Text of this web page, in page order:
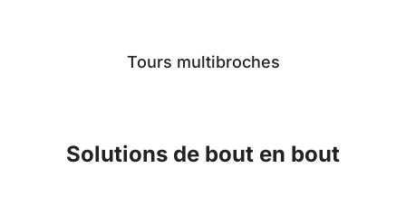
Tours multibroches
Solutions de bout en bout